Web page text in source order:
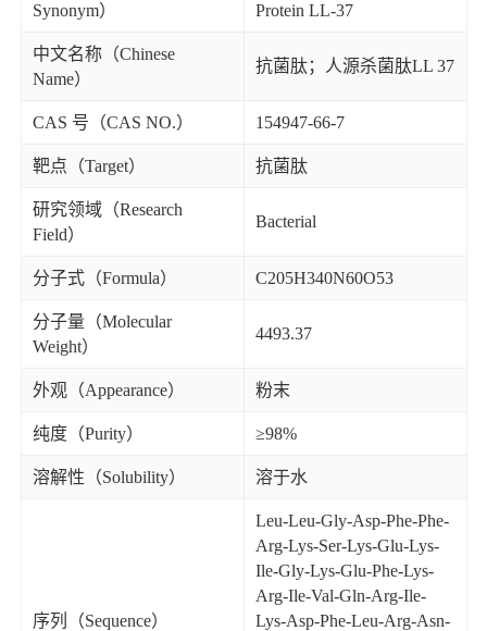
Synonym）
Protein LL-37
中文名称（Chinese
Name）
抗菌肽；人源杀菌肽LL 37
CAS 号（CAS NO.） 154947-66-7
靶点（Target） 抗菌肽
研究领域（Research
Field）
Bacterial
分子式（Formula） C205H340N60O53
分子量（Molecular
Weight）
4493.37
外观（Appearance） 粉末
纯度（Purity） ≥98%
溶解性（Solubility） 溶于水
序列（Sequence）
Leu-Leu-Gly-Asp-Phe-Phe-
Arg-Lys-Ser-Lys-Glu-Lys-
Ile-Gly-Lys-Glu-Phe-Lys-
Arg-Ile-Val-Gln-Arg-Ile-
Lys-Asp-Phe-Leu-Arg-Asn-